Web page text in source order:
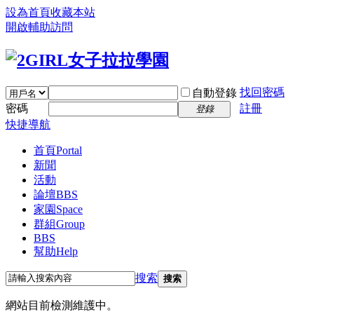
設為首頁收藏本站
開啟輔助訪問
自動登錄 找回密碼
密碼
登錄
註冊
快捷導航
首頁Portal
新聞
活動
論壇BBS
家園 Space
群組Group
BBS
幫助Help
搜索 搜索
網站目前檢測維護中。